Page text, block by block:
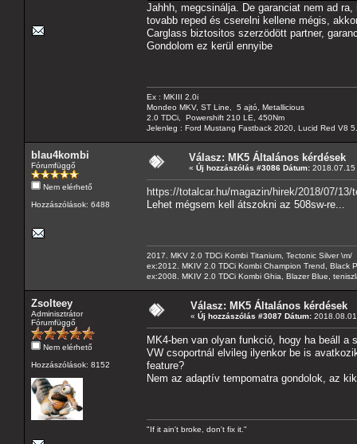
Jahhh, megcsinálja. De garanciat nem ad
tovabb reped és cserelni kellene mégis,
Carglass biztositos szerzödött partner,
Gondolom ez kerül ennyibe
Ex : MKIII 2.0i
Mondeo MKV, ST Line, 5 ajtó, Metallicious
2.0 TDCi, Powershift 210 LE, 450Nm
Jelenleg : Ford Mustang Fastback 2020, Lucid Red V8
blau4kombi
Fórumfüggő
Nem elérhető
Hozzászólások: 6488
Válasz: MK5 Általános kérdések
« Új hozzászólás #3086 Dátum:
https://totalcar.hu/magazin/hirek/2018/07/
Lehet mégsem kell átszokni az 508sw-re...
2017. MKV 2.0 TDCi Kombi Titanium, Tectonic Silver \m/
ex:2012. MKIV 2.0 TDCi Kombi Champion Trend, Black
ex:2008. MKIV 2.0 TDCi Kombi Ghia, Blazer Blue,
Zsolteey
Adminisztrátor
Fórumfüggő
Nem elérhető
Hozzászólások: 8152
Válasz: MK5 Általános kérdések
« Új hozzászólás #3087 Dátum:
MK4-ben van olyan funkció, hogy ha beáll
VW csoportnál elvileg ilyenkor be is
feature?
Nem az adaptív tempomatra gondolok, az
"If it ain't broke, don't fix it."